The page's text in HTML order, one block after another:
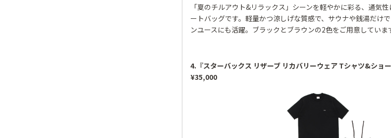
「夏のチルアウト&リラックス」シーンを軽やかに彩る、通気
ートバッグです。軽量かつ涼しげな質感で、サウナや銭湯だけ
ンユースにも活躍。ブラックとブラウンの2色をご用意していま
4.『スターバックス リザーブ リカバリーウェア Tシャツ&ショ
¥35,000